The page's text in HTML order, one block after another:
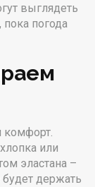
выглядеть
пока погода
комфорт.
или
эластана –
держать